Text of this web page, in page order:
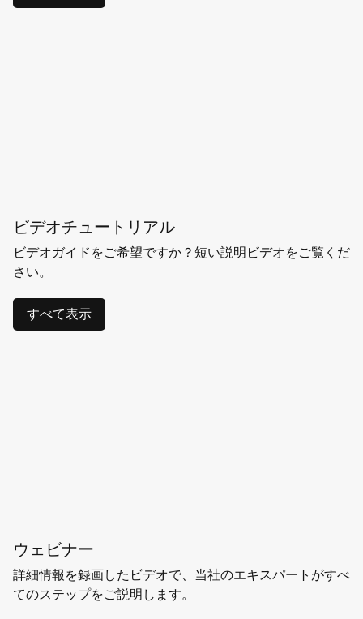
ビデオチュートリアル
ビデオガイドをご希望ですか？短い説明ビデオをご覧くだ
さい。
すべて表示
ウェビナー
詳細情報を録画したビデオで、当社のエキスパートがすべ
てのステップをご説明します。